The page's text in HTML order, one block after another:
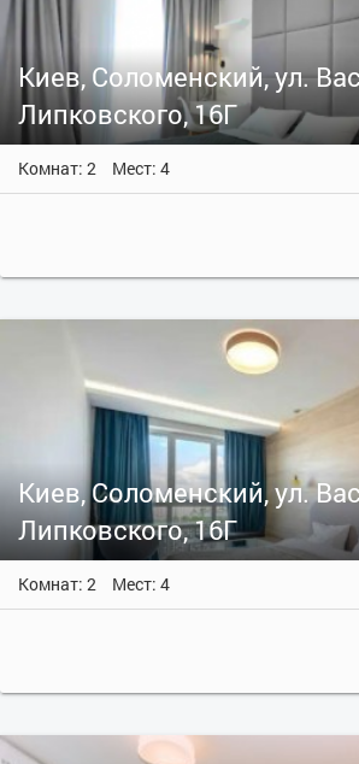
Киев, Соломенский, ул.
Липковского, 16Г
Комнат: 2 Мест: 4
Киев, Соломенский, ул.
Липковского, 16Г
Комнат: 2 Мест: 4